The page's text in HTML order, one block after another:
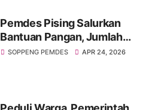
Pemdes Pising Salurkan
Bantuan Pangan, Jumlah
Penerima Bertambah
SOPPENG PEMDES APR 24, 2026